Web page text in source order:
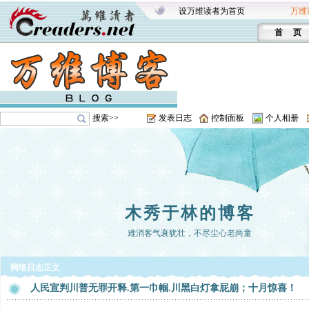
设万维读者为首页 万维
首 页
搜索>> 发表日志 控制面板 个人相册
木秀于林的博客
难消客气衰犹壮，不尽尘心老尚童
网络日志正文
人民宣判川普无罪开释.第一巾帼.川黑白灯拿屁崩；十月惊喜！